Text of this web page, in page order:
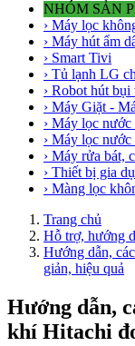
NHÓM SẢN
› Máy lọc
› Máy hút ẩm
› Smart Tivi
› Tủ lạnh LG
› Robot hút
› Máy Giặt -
› Máy lọc
› Máy lọc nước
› Máy rửa bát,
› Thiết bị gia
› Màng lọc
Trang chủ
Hỗ trợ, hướng
Hướng dẫn,
giản, hiệu quả
Hướng dẫn,
khí Hitachi